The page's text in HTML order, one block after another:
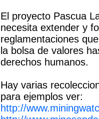
El proyecto Pascua
necesita extender y
reglamentaciones
la bolsa de valores
derechos humanos.
Hay varias
para ejemplos ver:
http://